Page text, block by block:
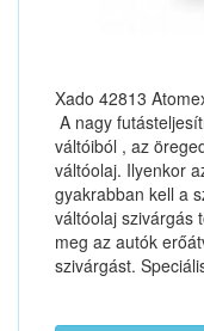
Xado 42813
A nagy
váltóiból , az
váltóolaj. Ilyenkor
gyakrabban kell a
váltóolaj szivárgás
meg az autók
szivárgást.